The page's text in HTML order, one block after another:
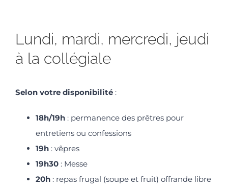
Lundi, mardi, mercredi, jeudi
à la collégiale
Selon votre disponibilité :
18h/19h : permanence des prêtres pour
entretiens ou confessions
19h : vêpres
19h30 : Messe
20h : repas frugal (soupe et fruit) offrande libre